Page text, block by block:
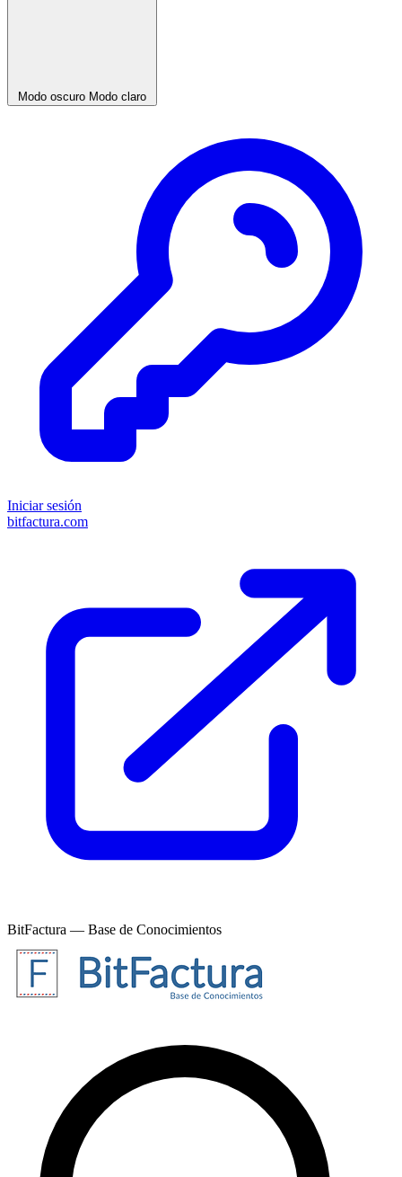
Modo oscuro Modo claro
Iniciar sesión
bitfactura.com
BitFactura — Base de Conocimientos